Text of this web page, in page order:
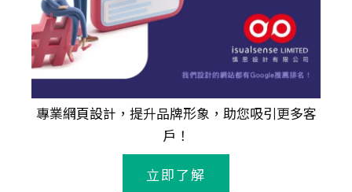
專業網頁設計 ，提升品牌形象，助您吸引更多客
戶！
立即了解